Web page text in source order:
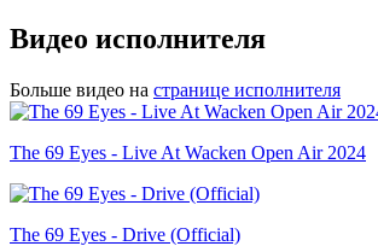
Видео исполнителя
Больше видео на странице исполнителя
The 69 Eyes - Live At Wacken Open Air 2024
The 69 Eyes - Drive (Official)